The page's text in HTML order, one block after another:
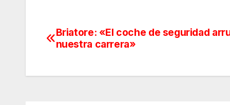
Navegación
entradas
Briatore: «El coche de seguridad
nuestra carrera»